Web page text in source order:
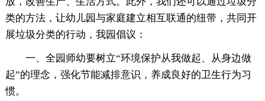
类的方法，让幼儿园与家庭建立相互联通的纽带，共同开
展垃圾分类的行动，我园倡议：
一、全园师幼要树立“环境保护从我做起、从身边做
起”的理念，强化节能减排意识，养成良好的卫生行为习
惯。